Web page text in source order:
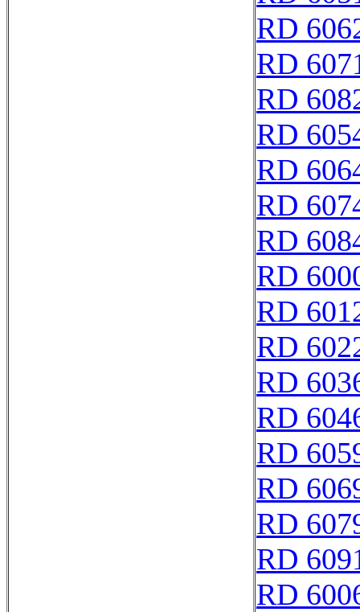
RD
RD
RD
RD
RD
RD
RD
RD
RD
RD
RD
RD
RD
RD
RD
RD
RD